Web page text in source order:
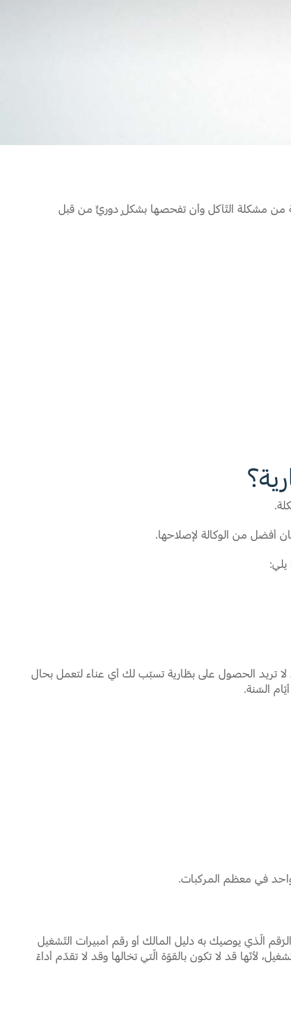
من مشكلة التّآكل وأن تفحصها بشكلٍ دوريٍّ من قبل
أفضل من الوكالة لإصلاحها.
لا تريد الحصول على بطّارية تسبّب لك أي عناء لتعمل بحال
السّنة.
في معظم المركبات.
لمدّة 30 ثانية على حرارة -18 درجة مئويّة. وبشكلٍ عام، استخدم الرّقم الّذي يوصيك به دليل المالك أو رقم أمبيرات التّشغيل
لأنّها قد لا تكون بالقوّة الّتي تخالها وقد لا تقدّم أداءً